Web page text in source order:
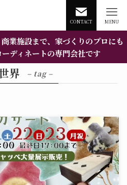
CONTACT MENU
業施設まで、家づくりのプロにも
ディネートの専門会社です
界 – tag –